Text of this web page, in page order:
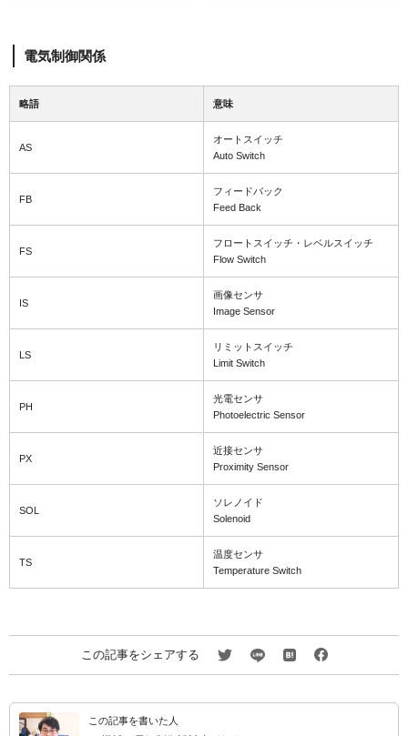
電気制御関係
略語 意味
AS
オートスイッチ
Auto Switch
FB
フィードバック
Feed Back
FS
フロートスイッチ・レベルスイッチ
Flow Switch
IS
画像センサ
Image Sensor
LS
リミットスイッチ
Limit Switch
PH
光電センサ
Photoelectric Sensor
PX
近接センサ
Proximity Sensor
SOL
ソレノイド
Solenoid
TS
温度センサ
Temperature Switch
この記事をシェアする
この記事を書いた人